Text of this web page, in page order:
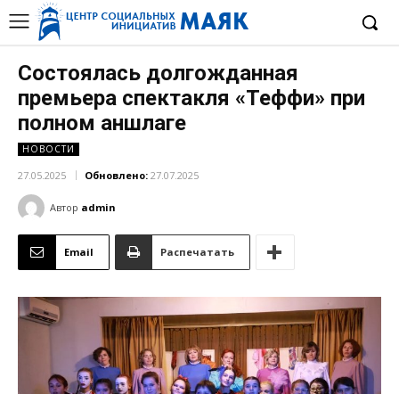
Состоялась долгожданная
премьера спектакля «Теффи» при
полном аншлаге
НОВОСТИ
27.05.2025 Обновлено: 27.07.2025
Автор admin
Email Распечатать